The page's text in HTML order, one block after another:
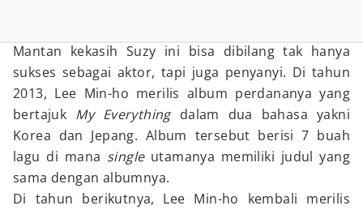
Mantan kekasih Suzy ini bisa dibilang tak hanya
sukses sebagai aktor, tapi juga penyanyi. Di tahun
2013, Lee Min-ho merilis album perdananya yang
bertajuk My Everything dalam dua bahasa yakni
Korea dan Jepang. Album tersebut berisi 7 buah
lagu di mana single utamanya memiliki judul yang
sama dengan albumnya.
Di tahun berikutnya, Lee Min-ho kembali merilis